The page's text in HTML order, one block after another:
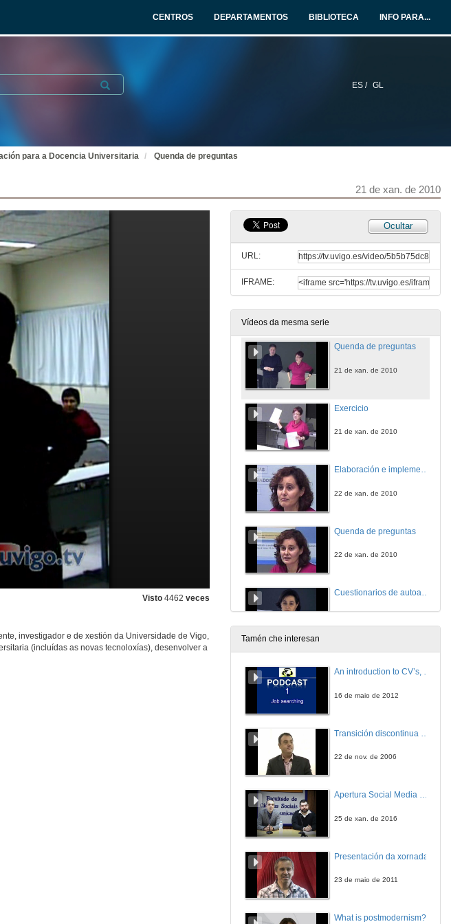
CENTROS DEPARTAMENTOS BIBLIOTECA INFO PARA...
ES / GL
Submit
para a Docencia Universitaria Quenda de preguntas
21 de xan. de 2010
Visto 4462 veces
investigador e de xestión da Universidade de Vigo,
(incluídas as novas tecnoloxías), desenvolver a
Ocultar
URL:
IFRAME:
Vídeos da mesma serie
Quenda de preguntas
14 de xan. de 2010
Das competencias básicas (Informe De Se Co) ás competencias profesionais (Tuning Project)
Intervención de Francisco Serrallé
Das competencias básicas (Informe De Se Co) ás competencias profesionais (Tuning Project)
Intervención de María Álvarez Lires
21 de xan. de 2010
Quenda de preguntas
21 de xan. de 2010
Exercicio
21 de xan. de 2010
Elaboración e implementación de guías docentes adaptadas ao EEES
22 de xan. de 2010
Quenda de preguntas
22 de xan. de 2010
Cuestionarios de autoavaliación virtuais como ferramenta de aprendizaxe
Quenda de preguntas
29 de xan. de 2010
Tamén che interesan
An introduction to CV’s, letters, and job searching
16 de maio de 2012
22 de nov. de 2006
Apertura Social Media Day 2016
25 de xan. de 2016
Presentación da xornada
23 de maio de 2011
What is postmodernism?